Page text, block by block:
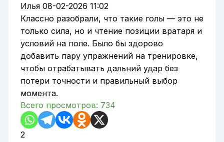
Илья 08-02-2026 11:02
Классно разобрали, что такие голы — это не
только сила, но и чтение позиции вратаря и
условий на поле. Было бы здорово
добавить пару упражнений на тренировке,
чтобы отрабатывать дальний удар без
потери точности и правильный выбор
момента.
Всего просмотров: 734
2